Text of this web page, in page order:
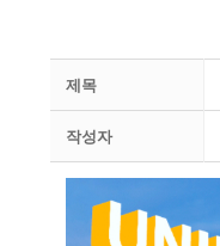
제목
작성자